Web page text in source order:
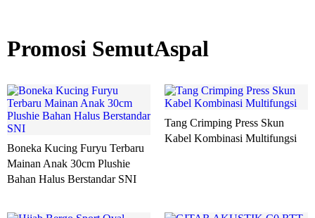
Promosi SemutAspal
Boneka Kucing Furyu Terbaru
Mainan Anak 30cm Plushie
Bahan Halus Berstandar SNI
Tang Crimping Press Skun
Kabel Kombinasi Multifungsi